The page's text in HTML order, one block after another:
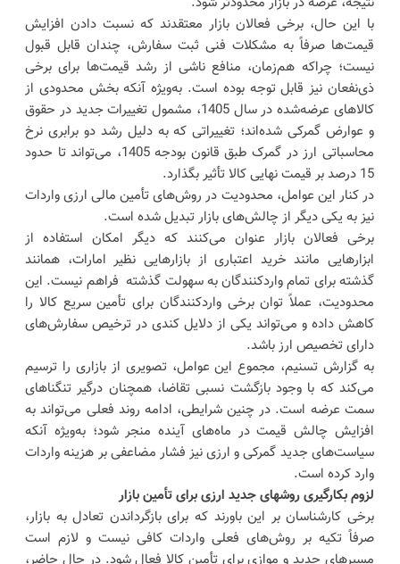
با این حال، برخی فعالان بازار معتقدند که نسبت دادن افزایش
قیمت‌ها صرفاً به مشکلات فنی ثبت سفارش، چندان قابل قبول
نیست؛ چراکه هم‌زمان، منافع ناشی از رشد قیمت‌ها برای برخی
ذی‌نفعان نیز قابل توجه بوده است. به‌ویژه آنکه بخش محدودی از
کالاهای عرضه‌شده در سال 1405، مشمول تغییرات جدید در حقوق
و عوارض گمرکی شده‌اند؛ تغییراتی که به دلیل رشد دو برابری نرخ
محاسباتی ارز در گمرک طبق قانون بودجه 1405، می‌تواند تا حدود
15 درصد بر قیمت نهایی کالا تأثیر بگذارد.
در کنار این عوامل، محدودیت در روش‌های تأمین مالی ارزی واردات
نیز به یکی دیگر از چالش‌های بازار تبدیل شده است.
برخی فعالان بازار عنوان می‌کنند که دیگر امکان استفاده از
ابزارهایی مانند خرید اعتباری از بازارهایی نظیر امارات، همانند
گذشته برای تمام واردکنندگان به سهولت گذشته فراهم نیست. این
محدودیت، عملاً توان برخی واردکنندگان برای تأمین سریع کالا را
کاهش داده و می‌تواند یکی از دلایل کندی در ترخیص سفارش‌های
دارای تخصیص ارز باشد.
به گزارش تسنیم، مجموع این عوامل، تصویری از بازاری را ترسیم
می‌کند که با وجود بازگشت نسبی تقاضا، همچنان درگیر تنگناهای
سمت عرضه است. در چنین شرایطی، ادامه روند فعلی می‌تواند به
افزایش چالش قیمت‌ در ماه‌های آینده منجر شود؛ به‌ویژه آنکه
سیاست‌های جدید گمرکی و ارزی نیز فشار مضاعفی بر هزینه واردات
وارد کرده است.
لزوم بکارگیری روشهای جدید ارزی برای تأمین بازار
برخی کارشناسان بر این باورند که برای بازگرداندن تعادل به بازار،
صرفاً تکیه بر روش‌های فعلی واردات کافی نیست و لازم است